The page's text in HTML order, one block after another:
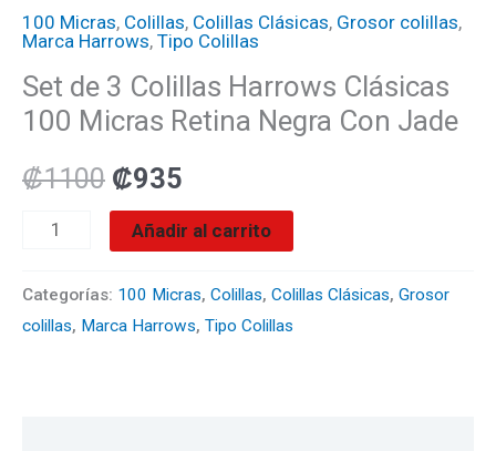
100 Micras, Colillas, Colillas Clásicas, Grosor colillas,
Marca Harrows, Tipo Colillas
Set de 3 Colillas Harrows Clásicas
100 Micras Retina Negra Con Jade
₡1100
₡1100.
₡935
₡935.
Clásicas
100
Micras
Retina
Con
Jade
Añadir al carrito
Categorías: 100 Micras, Colillas, Colillas Clásicas, Grosor
colillas, Marca Harrows, Tipo Colillas